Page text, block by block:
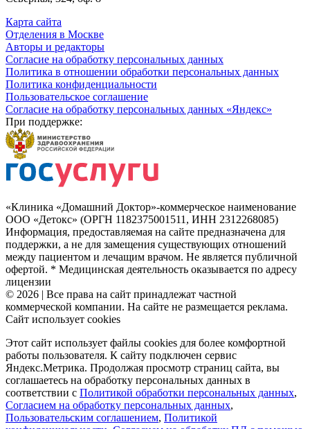
Карта сайта
Отделения в Москве
Авторы и редакторы
Согласие на обработку персональных данных
Политика в отношении обработки персональных данных
Политика конфиденциальности
Пользовательское соглашение
Согласие на обработку персональных данных «Яндекс»
При поддержке:
«Клиника «Домашний Доктор»-коммерческое наименование
ООО «Детокс» (ОРГН 1182375001511, ИНН 2312268085)
Информация, предоставляемая на сайте предназначена для
поддержки, а не для замещения существующих отношений
между пациентом и лечащим врачом. Не является публичной
офертой. * Медицинская деятельность оказывается по адресу
лицензии
© 2026 | Все права на сайт принадлежат частной
коммерческой компании. На сайте не размещается реклама.
Сайт использует cookies
Этот сайт использует файлы cookies для более комфортной
работы пользователя. К сайту подключен сервис
Яндекс.Метрика. Продолжая просмотр страниц сайта, вы
соглашаетесь на обработку персональных данных в
соответствии с Политикой обработки персональных данных,
Согласием на обработку персональных данных,
Пользовательским соглашением, Политикой